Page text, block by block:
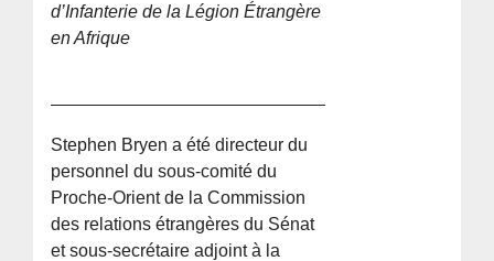
d’Infanterie de la Légion Étrangère
en Afrique
Stephen Bryen a été directeur du
personnel du sous-comité du
Proche-Orient de la Commission
des relations étrangères du Sénat
et sous-secrétaire adjoint à la